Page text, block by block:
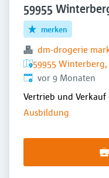
59955
merken
dm-drogerie
59955
Veröffentlicht:
vor 9 Monaten
Vertrieb und Verkauf
Ausbildung